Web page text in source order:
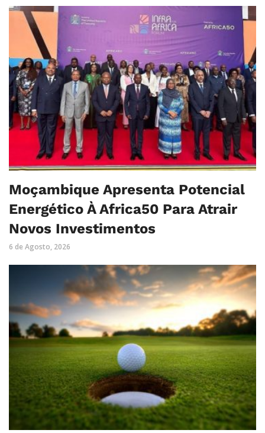
Moçambique Apresenta Potencial
Energético À Africa50 Para Atrair
Novos Investimentos
6 de Agosto, 2026